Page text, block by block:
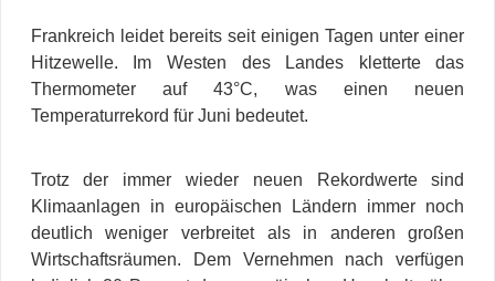
Frankreich leidet bereits seit einigen Tagen unter einer
Hitzewelle. Im Westen des Landes kletterte das
Thermometer auf 43°C, was einen neuen
Temperaturrekord für Juni bedeutet.
Trotz der immer wieder neuen Rekordwerte sind
Klimaanlagen in europäischen Ländern immer noch
deutlich weniger verbreitet als in anderen großen
Wirtschaftsräumen. Dem Vernehmen nach verfügen